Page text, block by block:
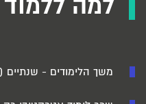
משך הלימודים -